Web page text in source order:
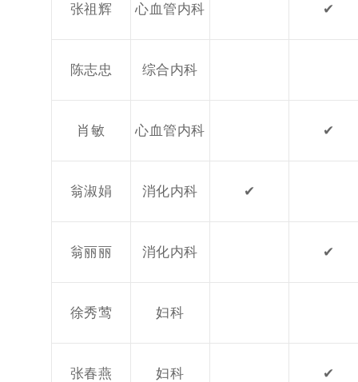
张祖辉 心血管内科 ✔
陈志忠 综合内科
肖敏 心血管内科 ✔
翁淑娟 消化内科 ✔
翁丽丽 消化内科 ✔
徐秀莺 妇科
张春燕 妇科 ✔